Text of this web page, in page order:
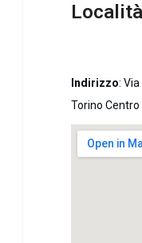
Indirizzo: Via
Torino Centro .